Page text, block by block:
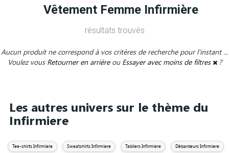
Vêtement Femme Infirmière
résultats trouvés
Aucun produit ne correspond à vos critères de recherche pour l'instant ...
Voulez vous Retourner en arrière ou Essayer avec moins de filtres ?
Les autres univers sur le thème du
Infirmiere
Tee-shirts Infirmiere Sweatshirts Infirmiere Tabliers Infirmiere Débardeurs Infirmiere